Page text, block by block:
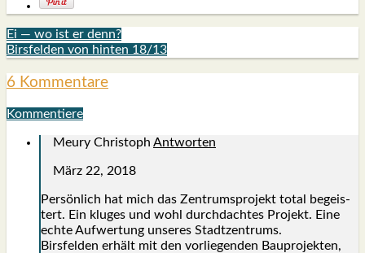
Ei — wo ist er denn?
Birsfelden von hinten 18/13
6 Kommentare
Kommentiere
Meury Christoph Antworten
März 22, 2018
Per­sön­lich hat mich das Zen­trums­pro­jekt total begeis­
tert. Ein klu­ges und wohl durch­dach­tes Pro­jekt. Eine
ech­te Auf­wer­tung unse­res Stadt­zen­trums.
Birs­fel­den erhält mit den vor­lie­gen­den Bau­pro­jek­ten,